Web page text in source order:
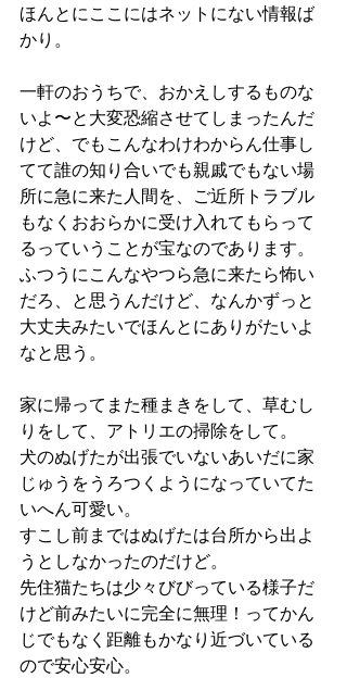
ほんとにここにはネットにない情報ば
かり。
一軒のおうちで、おかえしするものな
いよ〜と大変恐縮させてしまったんだ
けど、でもこんなわけわからん仕事し
てて誰の知り合いでも親戚でもない場
所に急に来た人間を、ご近所トラブル
もなくおおらかに受け入れてもらって
るっていうことが宝なのであります。
ふつうにこんなやつら急に来たら怖い
だろ、と思うんだけど、なんかずっと
大丈夫みたいでほんとにありがたいよ
なと思う。
家に帰ってまた種まきをして、草むし
りをして、アトリエの掃除をして。
犬のぬげたが出張でいないあいだに家
じゅうをうろつくようになっていてた
いへん可愛い。
すこし前まではぬげたは台所から出よ
うとしなかったのだけど。
先住猫たちは少々びびっている様子だ
けど前みたいに完全に無理！ってかん
じでもなく距離もかなり近づいている
ので安心安心。